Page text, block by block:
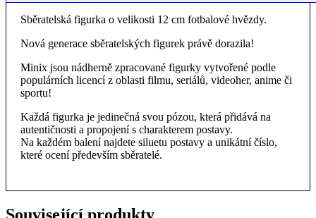
Sběratelská figurka o velikosti 12 cm fotbalové hvězdy.
Nová generace sběratelských figurek právě dorazila!
Minix jsou nádherně zpracované figurky vytvořené podle
populárních licencí z oblasti filmu, seriálů, videoher, anime či
sportu!
Každá figurka je jedinečná svou pózou, která přidává na
autentičnosti a propojení s charakterem postavy.
Na každém balení najdete siluetu postavy a unikátní číslo,
které ocení především sběratelé.
Související produkty